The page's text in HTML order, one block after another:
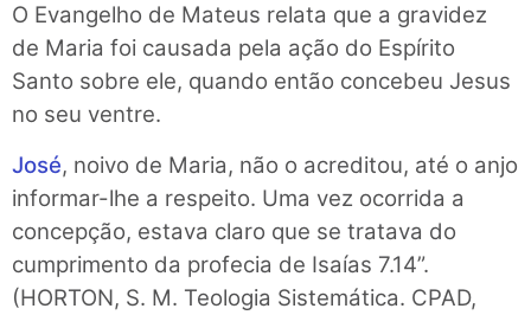
O Evangelho de Mateus relata que a gravidez
de Maria foi causada pela ação do Espírito
Santo sobre ele, quando então concebeu Jesus
no seu ventre.
José, noivo de Maria, não o acreditou, até o anjo
informar-lhe a respeito. Uma vez ocorrida a
concepção, estava claro que se tratava do
cumprimento da profecia de Isaías 7.14”.
(HORTON, S. M. Teologia Sistemática. CPAD,